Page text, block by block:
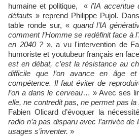
humaine et politique, «l’IA
défauts» reprend Philippe Pujol.
table ronde sur, « quand l’IA
comment l’Homme se redéfinit face à
en 2040 ?», a vu l'intervention de
humoriste et youtubeur français en
est en débat, c’est la résistance au
difficile que l’on avance en âge
compétence. Il faut éviter de
l’on a dans le cerveau… » Avec ses
elle, ne contredit pas, ne permet pas
Fabien Olicard d’évoquer la
radio n’a pas disparu avec l’arrivée
usages s’inventer. »